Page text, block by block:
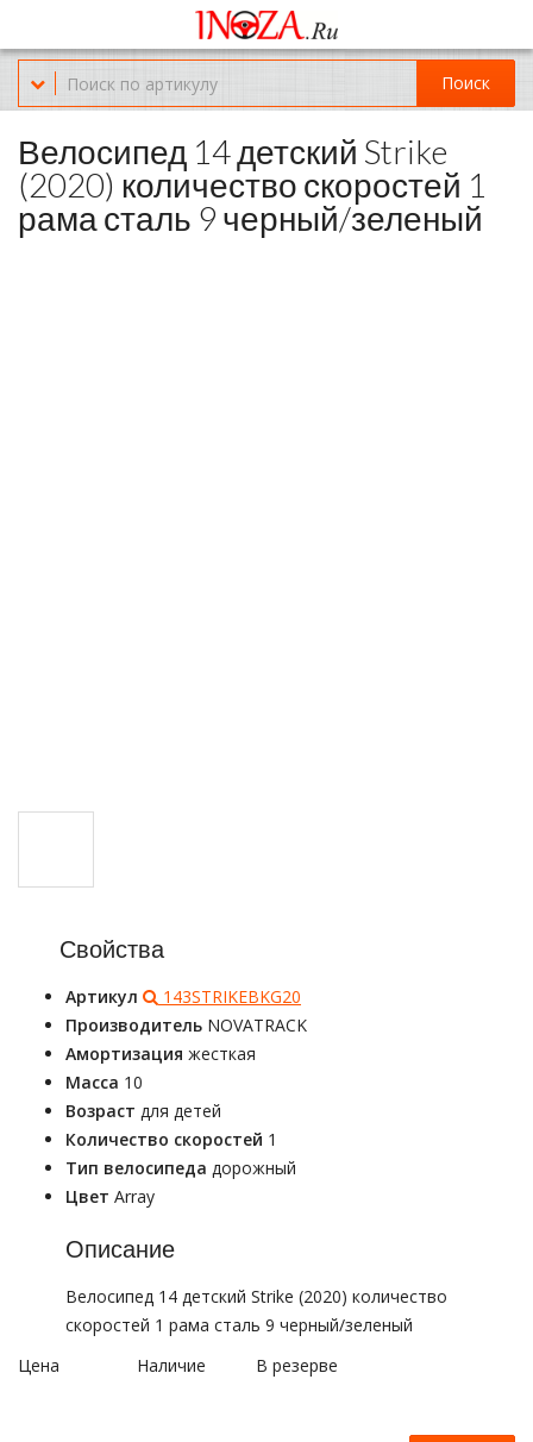
Офис обслуживания г.Краснодар (KRD) Куликова Поля 2 (магазин
Нож-мясо)
8-(967)-300-69-11
Поиск
Велосипед 14 детский Strike
(2020) количество скоростей 1
рама сталь 9 черный/зеленый
Свойства
Артикул
143STRIKEBKG20
Производитель NOVATRACK
Амортизация жесткая
Масса 10
Возраст для детей
Количество скоростей 1
Тип велосипеда дорожный
Цвет Array
Описание
Велосипед 14 детский Strike (2020) количество
скоростей 1 рама сталь 9 черный/зеленый
Цена
Наличие В резерве